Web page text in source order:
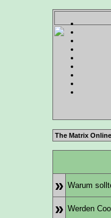
The Matrix
» Warum
» Werden